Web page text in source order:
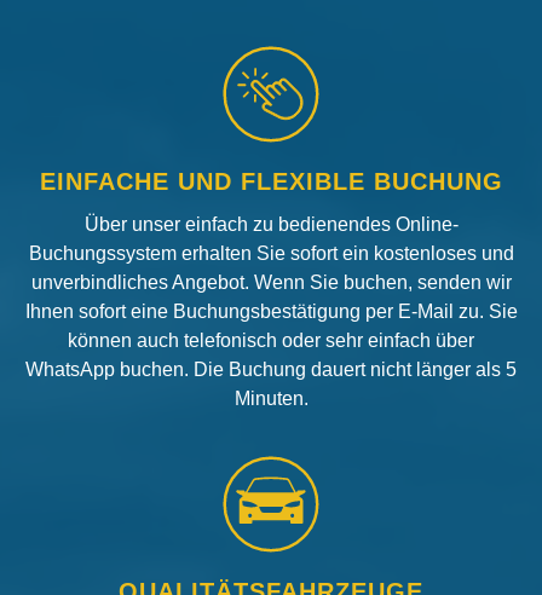
EINFACHE UND FLEXIBLE BUCHUNG
Über unser einfach zu bedienendes Online-
Buchungssystem erhalten Sie sofort ein kostenloses und
unverbindliches Angebot. Wenn Sie buchen, senden wir
Ihnen sofort eine Buchungsbestätigung per E-Mail zu. Sie
können auch telefonisch oder sehr einfach über
WhatsApp buchen. Die Buchung dauert nicht länger als 5
Minuten.